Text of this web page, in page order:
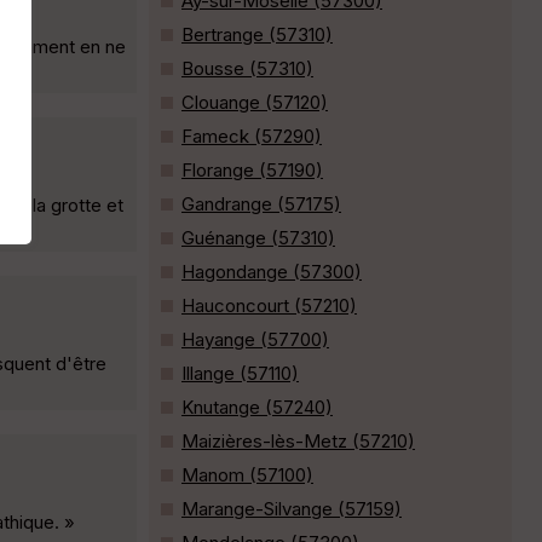
en ne
à la grotte et
d'être
»
Bertrange (57310)
Bousse (57310)
Clouange (57120)
Fameck (57290)
Florange (57190)
Gandrange (57175)
Guénange (57310)
Hagondange (57300)
Hauconcourt (57210)
Hayange (57700)
Illange (57110)
Knutange (57240)
Maizières-lès-Metz (57210)
Manom (57100)
Marange-Silvange (57159)